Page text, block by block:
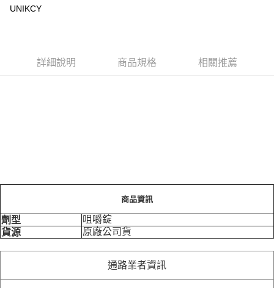
每筆NT$70，滿NT$499(含以上)免運費
UNIKCY
詳細說明 商品規格 相關推薦
商品資訊
劑型
咀嚼錠
貨源
原廠公司貨
通路業者資訊